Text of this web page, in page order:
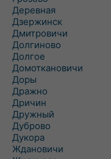
Деревная
Дзержинск
Дмитровичи
Долгиново
Долгое
Домоткановичи
Доры
Дражно
Дричин
Дружный
Дуброво
Дукора
Ждановичи